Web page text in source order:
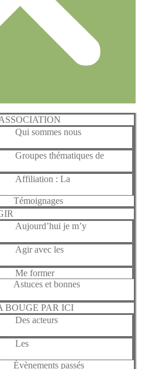
Qui sommes nous
Groupes thématiques de
Affiliation : La
Témoignages
Aujourd’hui je m’y
Agir avec les
Me former
Astuces et bonnes
BOUGE PAR ICI
Des acteurs
Les
Évènements passés